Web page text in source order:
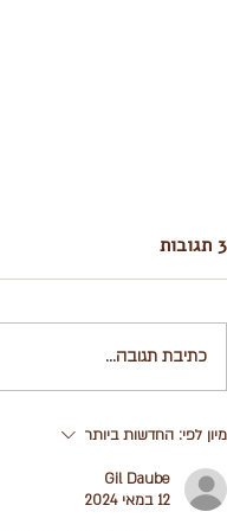
מה אוכלים בניקוי?
3 תגובות
כתיבת תגובה...
מיון לפי: החדשות ביותר
Gil Daube
12 במאי 2024